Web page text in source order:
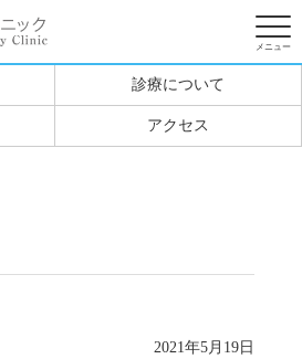
診療について
アクセス
2021年5月19日